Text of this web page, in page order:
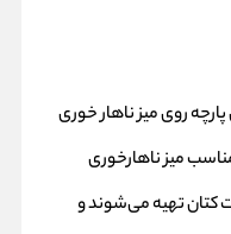
روی میز ناهار خوری
میز ناهارخوری
کتان تهیه می‌شوند و